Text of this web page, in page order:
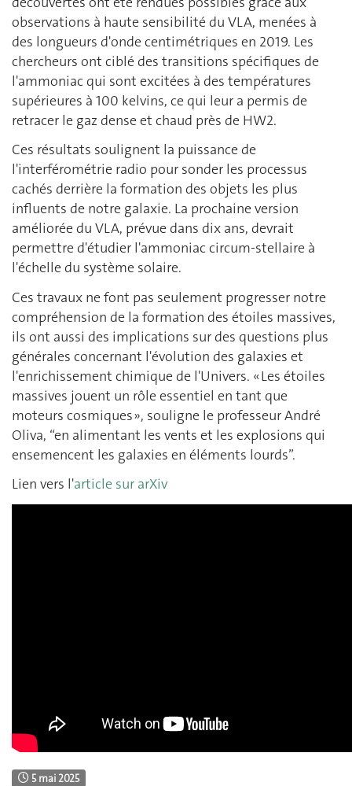
observations à haute sensibilité du VLA, menées à
des longueurs d'onde centimétriques en 2019. Les
chercheurs ont ciblé des transitions spécifiques de
l'ammoniac qui sont excitées à des températures
supérieures à 100 kelvins, ce qui leur a permis de
retracer le gaz dense et chaud près de HW2.
Ces résultats soulignent la puissance de
l'interférométrie radio pour sonder les processus
cachés derrière la formation des objets les plus
influents de notre galaxie. La prochaine version
améliorée du VLA, prévue dans dix ans, devrait
permettre d'étudier l'ammoniac circum-stellaire à
l'échelle du système solaire.
Ces travaux ne font pas seulement progresser notre
compréhension de la formation des étoiles massives,
ils ont aussi des implications sur des questions plus
générales concernant l'évolution des galaxies et
l'enrichissement chimique de l'Univers. « Les étoiles
massives jouent un rôle essentiel en tant que
moteurs cosmiques », souligne le professeur André
Oliva, “en alimentant les vents et les explosions qui
ensemencent les galaxies en éléments lourds”.
Lien vers l'article sur arXiv
5 mai 2025